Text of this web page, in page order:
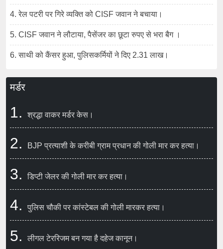
4. रेल पटरी पर गिरे व्यक्ति को CISF जवान ने बचाया।
5. CISF जवान ने लौटाया, पैसेंजर का छूटा रुपए से भरा बैग ।
6. साथी को कैंसर हुआ, पुलिसकर्मियों ने दिए 2.31 लाख।
मर्डर
1. श्रद्धा वाकर मर्डर केस।
2. BJP प्रत्याशी के करीबी ग्राम प्रधान की गोली मार कर हत्या।
3. डिप्टी जेलर की गोली मार कर हत्या।
4. पुलिस चौकी पर कांस्टेबल की गोली मारकर हत्या।
5. लीगल टेररिजम बन गया है दहेज कानून।